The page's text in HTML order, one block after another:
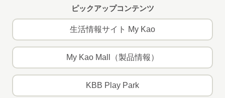
ピックアップコンテンツ
生活情報サイト My Kao
My Kao Mall（製品情報）
KBB Play Park